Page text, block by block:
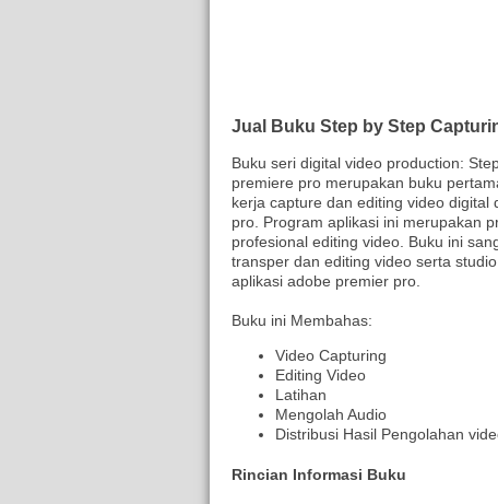
Jual Buku Step by Step
Buku seri digital video production:
premiere pro merupakan buku
kerja capture dan editing video
pro. Program aplikasi ini merupakan
profesional editing video. Buku ini
transper dan editing video serta
aplikasi adobe premier pro.
Buku ini Membahas:
Video Capturing
Editing Video
Latihan
Mengolah Audio
Distribusi Hasil Pengolahan
Rincian Informasi Buku